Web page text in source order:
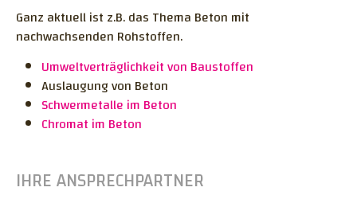
Arbeiten am hängenen Seil
Gebäudeschadstoffe
Schadstoffvorkommen
Messgerät
Technische Merkmale der Membran
Technische Merkmale des Betonfeuchte-
Messgerätes
Technische Merkmale des
Transportmobils
Literatur
Untersuchte Bauwerke
ME-Messung
Carbonator C5
BIEGEZUGFESTIGKEIT FÜR ULTRA-
HOCHLEISTUNGS-FASERBETON (UHFB) NACH
MB 2052 ANHANG D
GESTEINSKÖRNUNG FÜR UNGEBUNDENE
QUALITATIVE UND SEMIQUANTITATIVE
Grossprojekte
Forschungsprojekte
Ganz aktuell ist z.B. das Thema Beton mit
nachwachsenden Rohstoffen.
Umweltverträglichkeit von Baustoffen
Auslaugung von Beton
Schwermetalle im Beton
Chromat im Beton
IHRE ANSPRECHPARTNER